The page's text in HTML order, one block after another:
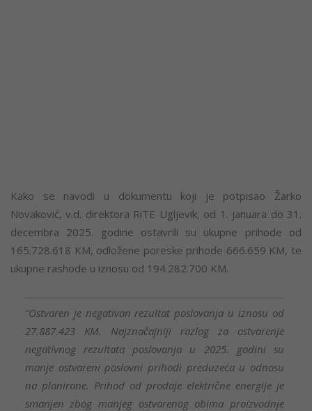
Kako se navodi u dokumentu koji je potpisao Žarko
Novaković, v.d. direktora RiTE Ugljevik, od 1. januara do 31.
decembra 2025. godine ostavrili su ukupne prihode od
165.728.618 KM, odložene poreske prihode 666.659 KM, te
ukupne rashode u iznosu od 194.282.700 KM.
“Ostvaren je negativan rezultat poslovanja u iznosu od
27.887.423 KM. Najznačajniji razlog za ostvarenje
negativnog rezultata poslovanja u 2025. godini su
manje ostvareni poslovni prihodi preduzeća u odnosu
na planirane. Prihod od prodaje električne energije je
smanjen zbog manjeg ostvarenog obima proizvodnje